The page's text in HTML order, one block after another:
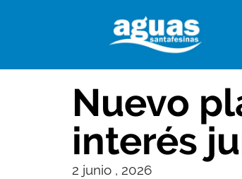
Nuevo
interés
2 junio , 2026